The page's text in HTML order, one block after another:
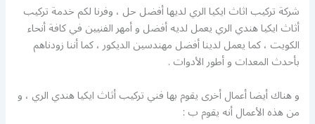
شركة تركيب اثاث ايكيا الري لديها أفضل حل ، وفرنا لكم خدمة تركيب
أثاث ايكيا هندي الري يعمل لديه أفضل و أمهر الفنيين في كافة أنحاء
الكويت ، كما يعمل لدينا أفضل مهندسين الديكور ، كما أننا زودناهم
بأحدث المعدات و أطور الأدوات .
و هناك أيضا أعمال أخرى يقوم بها فني تركيب أثاث ايكيا هندي الري ، و
من هذه الأعمال أنه يقوم ب :